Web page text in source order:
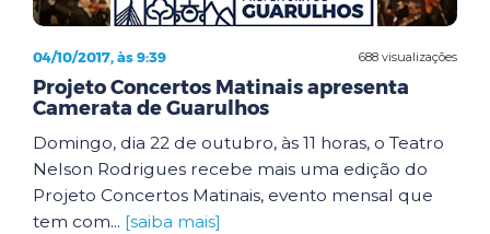
688 visualizações
04/10/2017, às 9:39
Projeto Concertos Matinais apresenta
Camerata de Guarulhos
Domingo, dia 22 de outubro, às 11 horas, o Teatro
Nelson Rodrigues recebe mais uma edição do
Projeto Concertos Matinais, evento mensal que
tem com... [saiba mais]